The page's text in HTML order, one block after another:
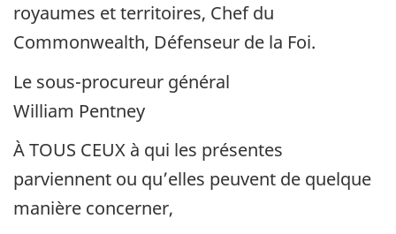
royaumes et territoires, Chef du
Commonwealth, Défenseur de la Foi.
Le sous-procureur général
William Pentney
À TOUS CEUX à qui les présentes
parviennent ou qu’elles peuvent de quelque
manière concerner,